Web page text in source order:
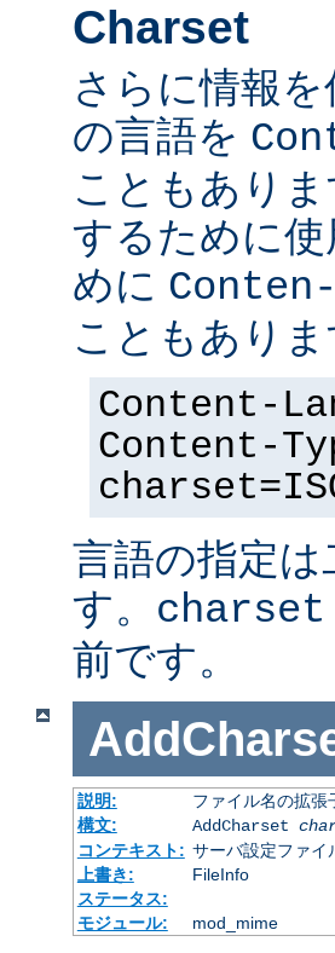
Charset
さらに情報
の言語を
こともあり
するために
めに
こともありま
Content-
Content-
言語の指定
す。 charset
前です。
説明:
ファイル名の拡張
構文:
AddCharset
コンテキスト: サーバ設定ファイ
上書き:
FileInfo
ステータス:
モジュール:
mod_mime